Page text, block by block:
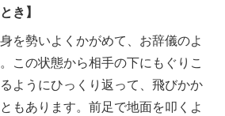
き】
を勢いよくかがめて、お辞儀のよ
この状態から相手の下にもぐりこ
ようにひっくり返って、飛びかか
もあります。前足で地面を叩くよ